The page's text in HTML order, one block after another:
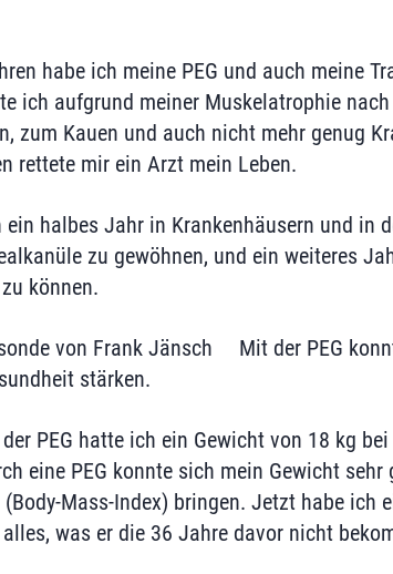
habe ich meine PEG und auch meine
ich aufgrund meiner Muskelatrophie
zum Kauen und auch nicht mehr genug
rettete mir ein Arzt mein Leben.
ein halbes Jahr in Krankenhäusern und in
zu gewöhnen, und ein weiteres
können.
Mit der PEG
stärken.
PEG hatte ich ein Gewicht von 18 kg
eine PEG konnte sich mein Gewicht
Mass-Index) bringen. Jetzt habe ich
was er die 36 Jahre davor nicht